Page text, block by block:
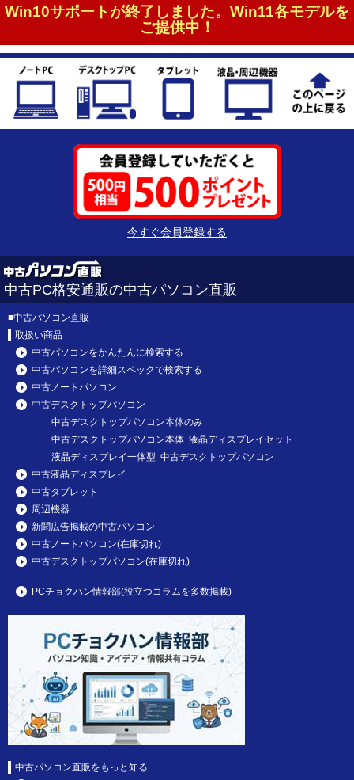
Win10サポートが終了しました。Win11各モデルを
ご提供中！
今すぐ会員登録する
中古PC格安通販の中古パソコン直販
■中古パソコン直販
取扱い商品
中古パソコンをかんたんに検索する
中古パソコンを詳細スペックで検索する
中古ノートパソコン
中古デスクトップパソコン
中古デスクトップパソコン本体のみ
中古デスクトップパソコン本体 液晶ディスプレイセット
液晶ディスプレイ一体型 中古デスクトップパソコン
中古液晶ディスプレイ
中古タブレット
周辺機器
新聞広告掲載の中古パソコン
中古ノートパソコン(在庫切れ)
中古デスクトップパソコン(在庫切れ)
PCチョクハン情報部(役立つコラムを多数掲載)
中古パソコン直販をもっと知る